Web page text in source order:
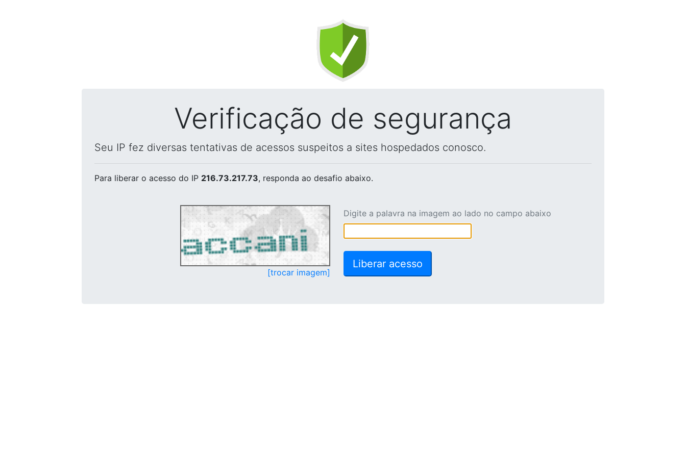
Verificação de segurança
Seu IP fez diversas tentativas de acessos suspeitos a sites hospedados conosco.
Para liberar o acesso do IP 216.73.217.73, responda ao desafio abaixo.
[trocar imagem]
Digite a palavra na imagem ao lado no campo abaixo